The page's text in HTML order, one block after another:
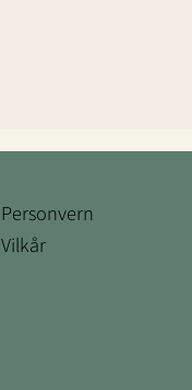
Personvern
Vilkår